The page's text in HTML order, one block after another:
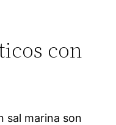
con
sal marina son